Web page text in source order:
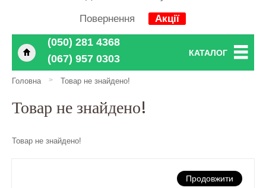
Повернення Акції
‎‎‎‎‎(050) 281 4368
‎‎‎‎‎(067) 957 0303
КАТАЛОГ
Головна > Товар не знайдено!
Товар не знайдено!
Товар не знайдено!
Продовжити